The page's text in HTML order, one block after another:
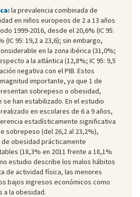
la prevalencia combinada de
en niños europeos de 2 a 13 años
1999-2016, desde el 20,6% (IC 95:
(IC 95: 19,2 a 23,6); sin embargo,
en la zona ibérica (31,0%;
a la atlántica (12,8%; IC 95: 9,5
negativa con el PIB. Estos
importante, ya que 1 de
sobrepeso o obesidad,
se han estabilizado. En el estudio
en escolares de 6 a 9 años,
estadísticamente significativa
sobrepeso (del 26,2 al 23,2%),
obesidad prácticamente
(18,3% en 2011 frente a 18,1%
estudio describe los malos hábitos
de actividad física, las menores
bajos ingresos económicos como
a la obesidad.